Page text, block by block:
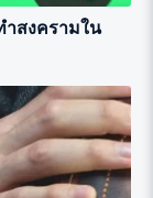
ำสงครามใน